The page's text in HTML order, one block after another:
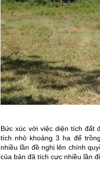
Bức xúc với việc diện tích đất
tích nhỏ khoảng 3 ha để
nhiều lần đề nghị lên chính
của bản đã tích cực nhiều lần